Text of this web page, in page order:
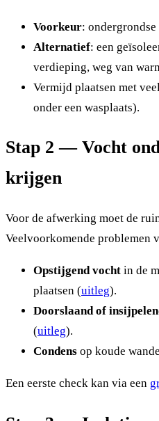
Voorkeur:
Alternatief: een
verdieping, weg van
Vermijd plaatsen met
onder een wasplaats).
Stap 2 — Vocht
krijgen
Voor de afwerking moet de
Veelvoorkomende problemen
Opstijgend vocht in de
plaatsen (uitleg).
Doorslaand of
(uitleg).
Condens op koude
Een eerste check kan via een